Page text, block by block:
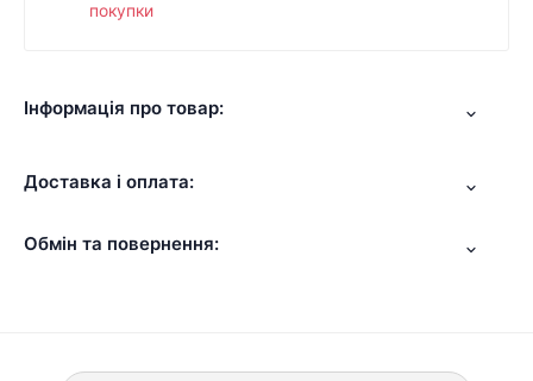
покупки
Інформація про товар:
Доставка і оплата:
Обмін та повернення: